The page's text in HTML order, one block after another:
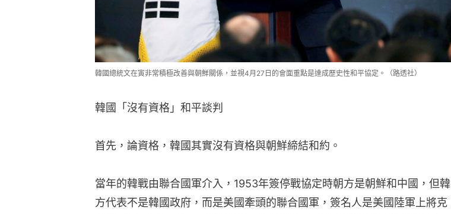
韓國總統文在寅非常積極改善與朝鮮關係，並視4月27日的會面重點是達成歷史性和平協定。（路透社）
韓國「沒有資格」和平談判
首先，論資格，韓國其實沒有資格與朝鮮締結和約。
當年的韓戰由聯合國軍介入，1953年簽停戰協定時朝方是朝鮮和中國，但韓
方代表不是韓國政府，而是美國牽頭的聯合國軍，簽名人是美國陸軍上將克